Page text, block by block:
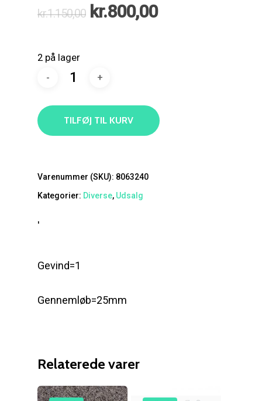
kr.1.150,00 Den
kr.1.150,00.
kr.800,00Den
2 på lager
TILFØJ TIL KURV
Varenummer (SKU): 8063240
Kategorier: Diverse, Udsalg
'
Gevind=1
Gennemløb=25mm
Relaterede varer